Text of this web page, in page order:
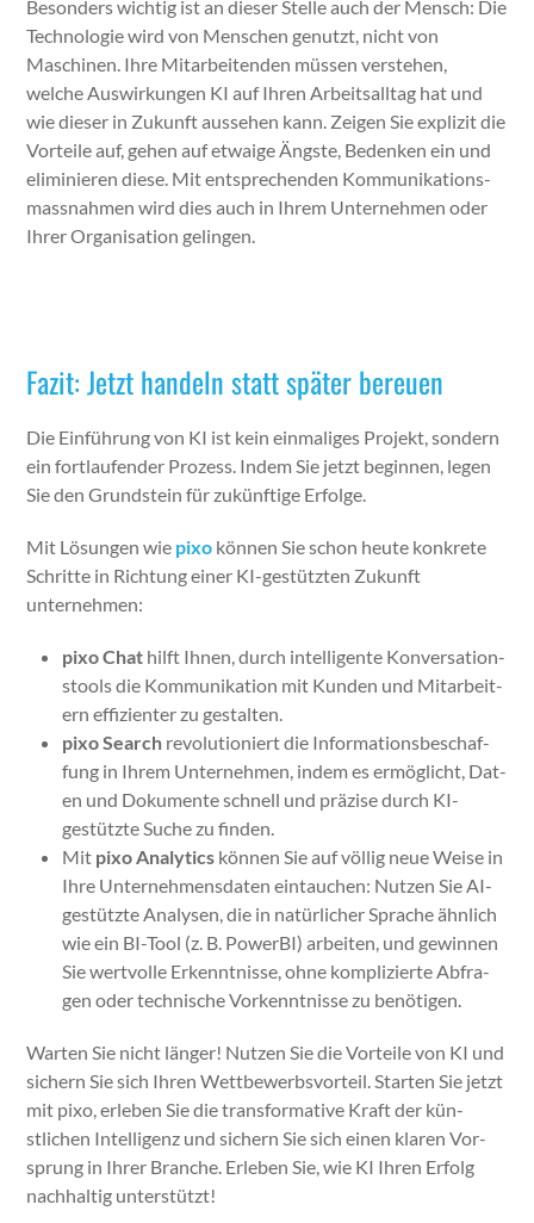
Beson­ders wichtig ist an dieser Stelle auch der Men­sch: Die
Tech­nolo­gie wird von Men­schen genutzt, nicht von
Maschi­nen. Ihre Mitar­bei­t­en­den müssen ver­ste­hen,
welche Auswirkun­gen KI auf Ihren Arbeit­sall­t­ag hat und
wie dieser in Zukun­ft ausse­hen kann. Zeigen Sie expliz­it die
Vorteile auf, gehen auf etwaige Äng­ste, Bedenken ein und
eli­m­inieren diese. Mit entsprechen­den Kom­mu­nika­tion­s­
mass­nah­men wird dies auch in Ihrem Unternehmen oder
Ihrer Organ­i­sa­tion gelin­gen.
Fazit: Jetzt handeln statt später bereuen
Die Ein­führung von KI ist kein ein­ma­liges Pro­jekt, son­dern
ein fort­laufend­er Prozess. Indem Sie jet­zt begin­nen, leg­en
Sie den Grund­stein für zukün­ftige Erfolge.
Mit Lösun­gen wie pixo kön­nen Sie schon heute konkrete
Schritte in Rich­tung ein­er KI-gestützten Zukun­ft
unternehmen:
pixo Chat hil­ft Ihnen, durch intel­li­gente Kon­ver­sa­tion­
stools die Kom­mu­nika­tion mit Kun­den und Mitar­beit­
ern effizien­ter zu gestal­ten.
pixo Search rev­o­lu­tion­iert die Infor­ma­tions­beschaf­
fung in Ihrem Unternehmen, indem es ermöglicht, Dat­
en und Doku­mente schnell und präzise durch KI-
gestützte Suche zu find­en.
Mit pixo Ana­lyt­ics kön­nen Sie auf völ­lig neue Weise in
Ihre Unternehmens­dat­en ein­tauchen: Nutzen Sie AI-
gestützte Analy­sen, die in natür­lich­er Sprache ähn­lich
wie ein BI-Tool (z. B. Power­BI) arbeit­en, und gewin­nen
Sie wertvolle Erken­nt­nisse, ohne kom­plizierte Abfra­
gen oder tech­nis­che Vorken­nt­nisse zu benöti­gen.
Warten Sie nicht länger! Nutzen Sie die Vorteile von KI und
sich­ern Sie sich Ihren Wet­tbe­werb­svorteil. Starten Sie jet­zt
mit pixo, erleben Sie die trans­for­ma­tive Kraft der kün­
stlichen Intel­li­genz und sich­ern Sie sich einen klaren Vor­
sprung in Ihrer Branche. Erleben Sie, wie KI Ihren Erfolg
nach­haltig unter­stützt!